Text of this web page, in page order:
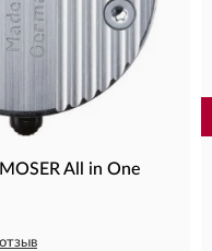
All in One